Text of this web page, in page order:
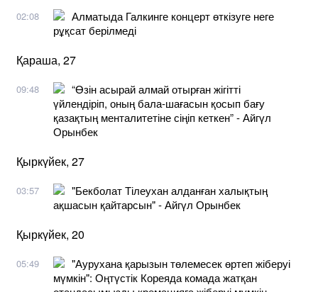
02:08
Алматыда Галкинге концерт өткізуге неге
рұқсат берілмеді
Қараша, 27
09:48
“Өзін асырай алмай отырған жігітті
үйлендіріп, оның бала-шағасын қосып бағу
қазақтың менталитетіне сіңіп кеткен” - Айгүл
Орынбек
Қыркүйек, 27
03:57
"Бекболат Тілеухан алданған халықтың
ақшасын қайтарсын" - Айгүл Орынбек
Қыркүйек, 20
05:49
"Аурухана қарызын төлемесек өртеп жіберуі
мүмкін": Оңтүстік Кореяда комада жатқан